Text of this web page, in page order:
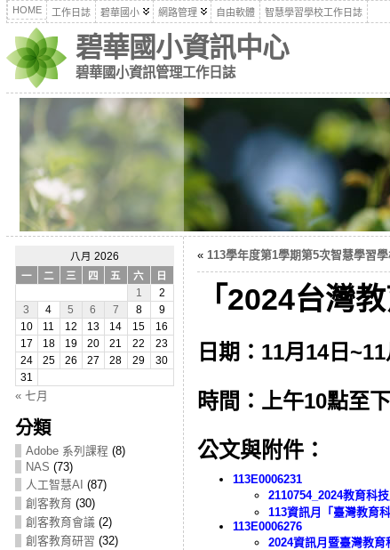
HOME 工作日誌 碧華國小 網路管理 自由軟體 智慧學習學校工作日誌
碧華國小資訊中心
碧華國小資訊管理工作日誌
八月 2026
一
二 三 四 五 六
日
1
2
3
4 5 6 7 8
9
10
11 12 13 14 15
16
17
18 19 20 21 22
23
24
25 26 27 28 29
30
31
« 七月
分類
Adobe 系列課程 (8)
NAS (73)
人工智慧AI (87)
創客教育 (30)
創客教育會議 (2)
創客教育研習 (32)
« 113學年度第1學期第5次智慧學習
「2024台灣
日期：11月14日~11
時間：上午10點至
公文與附件：
113E0006231
2110754_2024教育科
113資訊月「臺灣教育
113E0006276
2024資訊月暨臺灣教育